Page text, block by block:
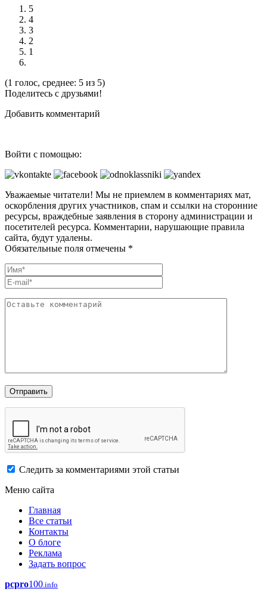
5
4
3
2
1
(1 голос, среднее: 5 из 5)
Поделитесь с друзьями!
Добавить комментарий
Войти с помощью:
Уважаемые читатели! Мы не приемлем в комментариях мат,
оскорбления других участников, спам и ссылки на сторонние
ресурсы, враждебные заявления в сторону администрации и
посетителей ресурса. Комментарии, нарушающие правила
сайта, будут удалены.
Обязательные поля отмечены *
Следить за комментариями этой статьи
Меню сайта
Главная
Все статьи
Контакты
О блоге
Реклама
Задать вопрос
pcpro100 .info